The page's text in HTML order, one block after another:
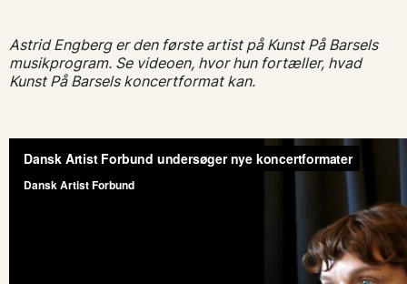
Astrid Engberg er den første artist på Kunst På Barsels
musikprogram. Se videoen, hvor hun fortæller, hvad
Kunst På Barsels koncertformat kan.